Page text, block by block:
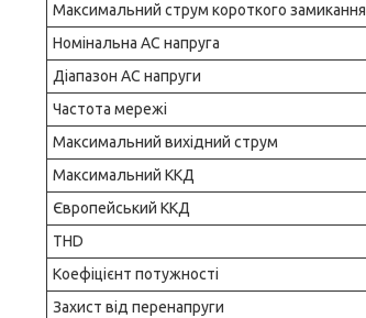
Максимальний струм короткого замикання
Номінальна AC напруга
Діапазон AC напруги
Частота мережі
Максимальний вихідний струм
Максимальний ККД
Європейський ККД
THD
Коефіцієнт потужності
Захист від перенапруги